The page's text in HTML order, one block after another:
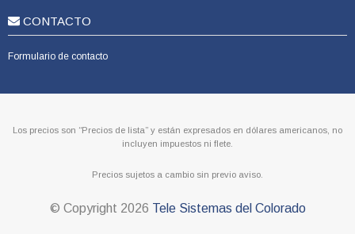
CONTACTO
Formulario de contacto
Los precios son “Precios de lista” y están expresados en dólares americanos, no
incluyen impuestos ni flete.
Precios sujetos a cambio sin previo aviso.
© Copyright 2026 Tele Sistemas del Colorado